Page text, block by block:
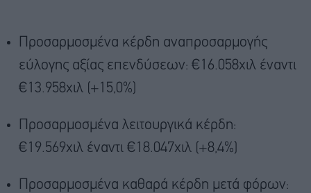
Προσαρμοσμένα κέρδη αναπροσαρμογής
εύλογης αξίας επενδύσεων: €16.058χιλ έναντι
€13.958χιλ (+15,0%)
Προσαρμοσμένα λειτουργικά κέρδη:
€19.569χιλ έναντι €18.047χιλ (+8,4%)
Προσαρμοσμένα καθαρά κέρδη μετά φόρων: